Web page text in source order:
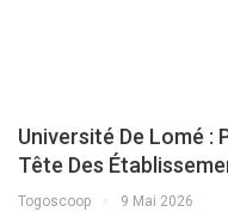
Université De Lomé :
Tête Des
Togoscoop 9 Mai 2026